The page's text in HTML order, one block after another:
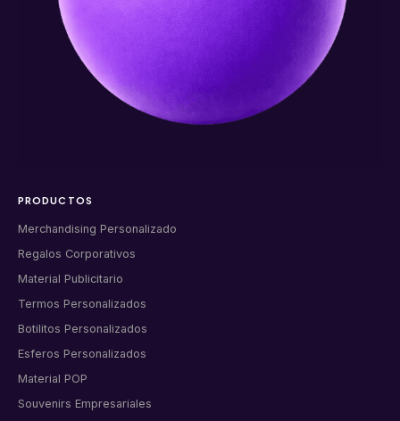
PRODUCTOS
Merchandising Personalizado
Regalos Corporativos
Material Publicitario
Termos Personalizados
Botilitos Personalizados
Esferos Personalizados
Material POP
Souvenirs Empresariales